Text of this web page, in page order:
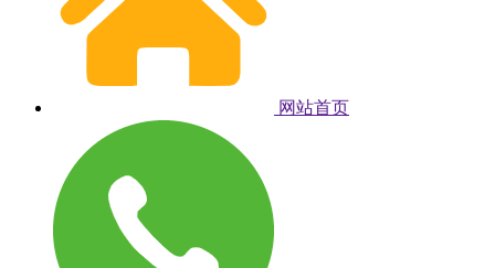
网站首页